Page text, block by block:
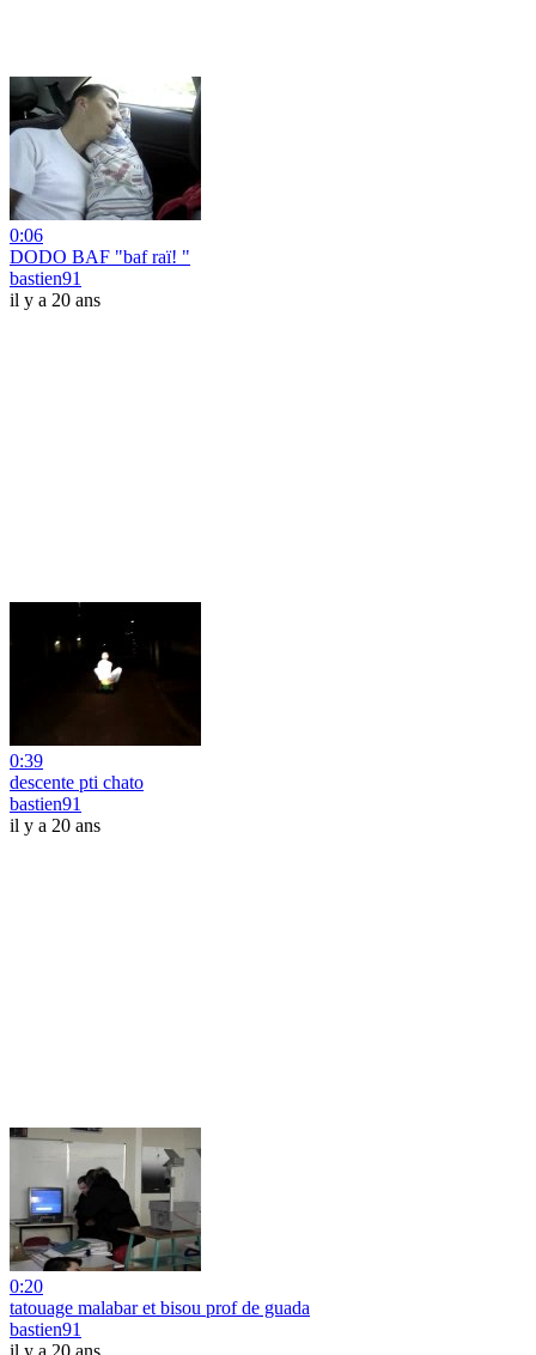
0:06
DODO BAF "baf raï! "
bastien91
il y a 20 ans
0:39
descente pti chato
bastien91
il y a 20 ans
0:20
tatouage malabar et bisou prof de guada
bastien91